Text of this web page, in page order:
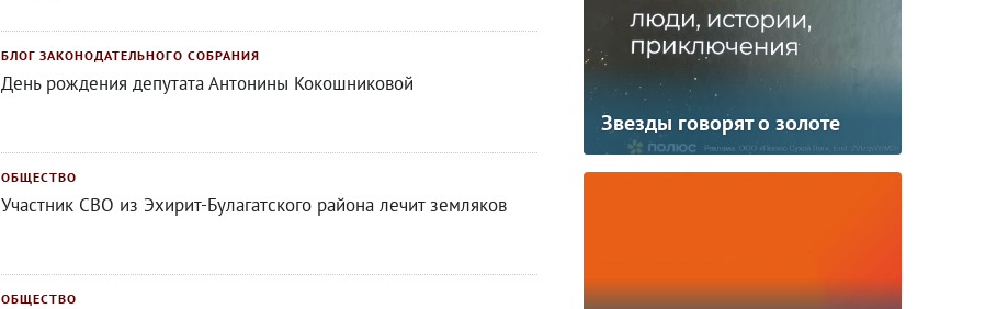
БЛОГ ЗАКОНОДАТЕЛЬНОГО СОБРАНИЯ
День рождения депутата Антонины Кокошниковой
ОБЩЕСТВО
Участник СВО из Эхирит-Булагатского района лечит земляков
ОБЩЕСТВО
Звезды говорят о золоте